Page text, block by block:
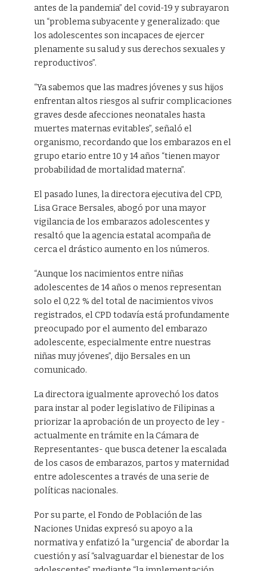
antes de la pandemia” del covid-19 y subrayaron
un “problema subyacente y generalizado: que
los adolescentes son incapaces de ejercer
plenamente su salud y sus derechos sexuales y
reproductivos”.
“Ya sabemos que las madres jóvenes y sus hijos
enfrentan altos riesgos al sufrir complicaciones
graves desde afecciones neonatales hasta
muertes maternas evitables”, señaló el
organismo, recordando que los embarazos en el
grupo etario entre 10 y 14 años “tienen mayor
probabilidad de mortalidad materna”.
El pasado lunes, la directora ejecutiva del CPD,
Lisa Grace Bersales, abogó por una mayor
vigilancia de los embarazos adolescentes y
resaltó que la agencia estatal acompaña de
cerca el drástico aumento en los números.
“Aunque los nacimientos entre niñas
adolescentes de 14 años o menos representan
solo el 0,22 % del total de nacimientos vivos
registrados, el CPD todavía está profundamente
preocupado por el aumento del embarazo
adolescente, especialmente entre nuestras
niñas muy jóvenes”, dijo Bersales en un
comunicado.
La directora igualmente aprovechó los datos
para instar al poder legislativo de Filipinas a
priorizar la aprobación de un proyecto de ley -
actualmente en trámite en la Cámara de
Representantes- que busca detener la escalada
de los casos de embarazos, partos y maternidad
entre adolescentes a través de una serie de
políticas nacionales.
Por su parte, el Fondo de Población de las
Naciones Unidas expresó su apoyo a la
normativa y enfatizó la “urgencia” de abordar la
cuestión y así “salvaguardar el bienestar de los